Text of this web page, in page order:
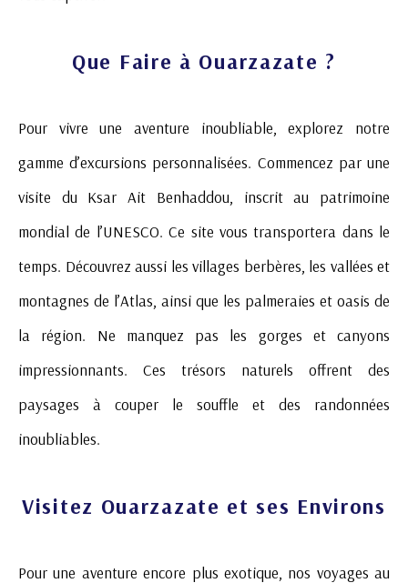
Que Faire à Ouarzazate ?
Pour vivre une aventure inoubliable, explorez notre
gamme d’excursions personnalisées. Commencez par une
visite du Ksar Ait Benhaddou, inscrit au patrimoine
mondial de l’UNESCO. Ce site vous transportera dans le
temps. Découvrez aussi les villages berbères, les vallées et
montagnes de l’Atlas, ainsi que les palmeraies et oasis de
la région. Ne manquez pas les gorges et canyons
impressionnants. Ces trésors naturels offrent des
paysages à couper le souffle et des randonnées
inoubliables.
Visitez Ouarzazate et ses Environs
Pour une aventure encore plus exotique, nos voyages au